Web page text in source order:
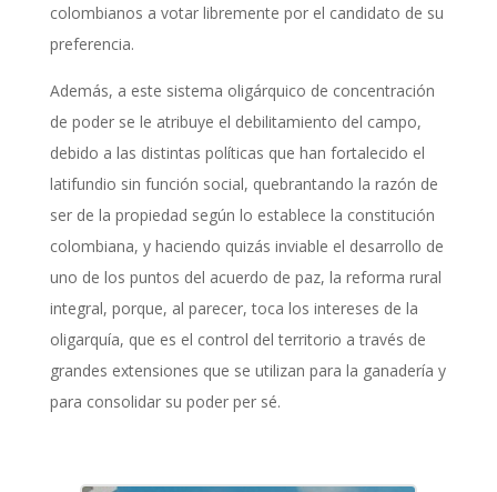
colombianos a votar libremente por el candidato de su
preferencia.
Además, a este sistema oligárquico de concentración
de poder se le atribuye el debilitamiento del campo,
debido a las distintas políticas que han fortalecido el
latifundio sin función social, quebrantando la razón de
ser de la propiedad según lo establece la constitución
colombiana, y haciendo quizás inviable el desarrollo de
uno de los puntos del acuerdo de paz, la reforma rural
integral, porque, al parecer, toca los intereses de la
oligarquía, que es el control del territorio a través de
grandes extensiones que se utilizan para la ganadería y
para consolidar su poder per sé.